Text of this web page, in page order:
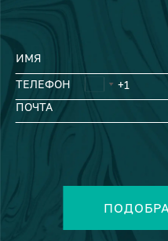
ИМЯ
ТЕЛЕФОН
ПОЧТА